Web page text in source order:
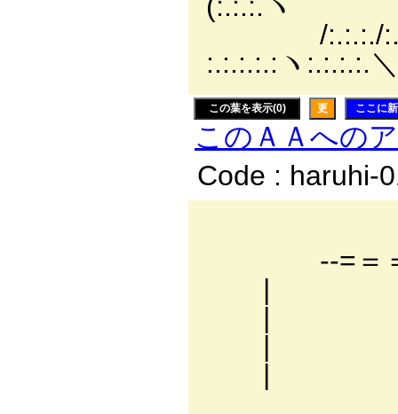
/:.:.:./
:.:.:.:.:ヽ:.:.:.:.＼
この葉を表示(0) 更 ここに
このＡＡへの
Code : haruhi-
-‐=
| |
| |
| |
| |= ≠